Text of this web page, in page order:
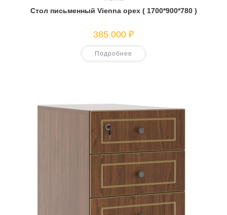
Cтол письменный Vienna орех ( 1700*900*780 )
385 000 ₽
Подробнее